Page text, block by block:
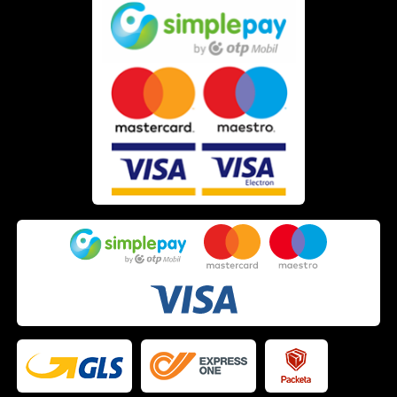
A férfi arcápolás legjobb eredményt akkor hoz, ha a teljes
grooming rutinba illeszkedik. Aszakállvágóval
rendben tartott arcszőrzet mellett a
gondoskodnak a szőrzet puhaságáról és
egészségéről. A teljes barber shop élményhez a
hajápolási termékekis nélkülözhetetlenek. Fedezd fel a
férfi arcápolás és testápoláskínálatát, és alakítsd ki a
saját, egyszerű de hatékony napi rutinod!